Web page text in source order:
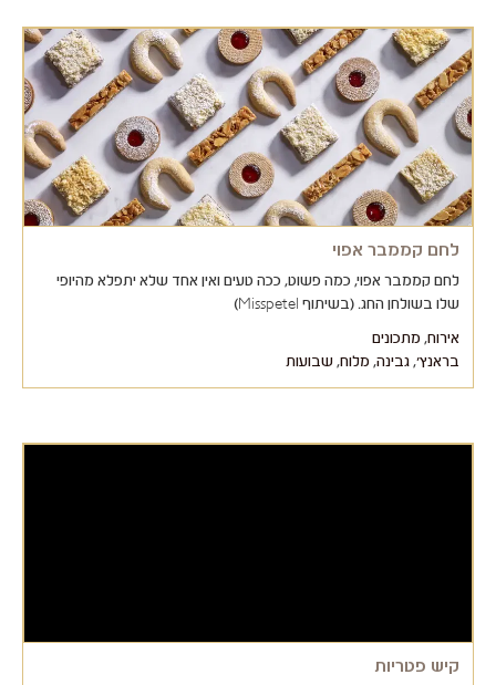
לחם קממבר אפוי
לחם קממבר אפוי, כמה פשוט, ככה טעים ואין אחד שלא יתפלא מהיופי
שלו בשולחן החג. (בשיתוף Misspetel)
אירוח, מתכונים
בראנץ',גבינה, מלוח, שבועות
קיש פטריות